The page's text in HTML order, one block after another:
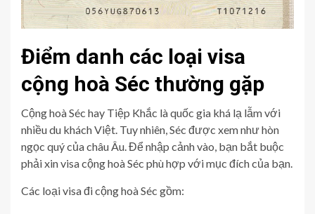
Điểm danh các loại visa
cộng hoà Séc thường gặp
Cộng hoà Séc hay Tiệp Khắc là quốc gia khá lạ lẫm với
nhiều du khách Việt. Tuy nhiên, Séc được xem như hòn
ngọc quý của châu Âu. Để nhập cảnh vào, bạn bắt buộc
phải xin visa cộng hoà Séc phù hợp với mục đích của bạn.
Các loại visa đi cộng hoà Séc gồm: